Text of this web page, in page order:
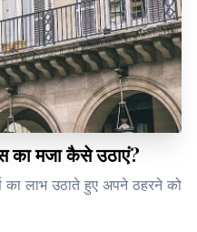
का मजा कैसे उठाएं?
लाभ उठाते हुए अपने ठहरने को